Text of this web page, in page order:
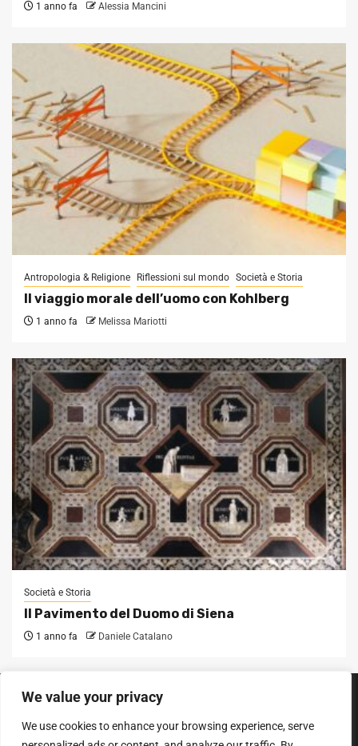
We value your privacy
We use cookies to enhance your browsing experience, serve
1 anno fa Alessia Mancini
Antropologia & Religione Riflessioni sul mondo Società e Storia
Il viaggio morale dell’uomo con Kohlberg
1 anno fa Melissa Mariotti
Società e Storia
Il Pavimento del Duomo di Siena
1 anno fa Daniele Catalano
SEGUICI SUI SOCIAL
Facebook
Instagram
YouTube